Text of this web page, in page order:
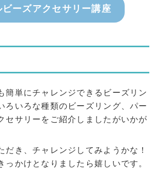
ビーズアクセサリー講座
簡単にチャレンジできるビーズリン
ろいろな種類のビーズリング、パー
セサリーをご紹介しましたがいかが
だき、チャレンジしてみようかな！
っかけとなりましたら嬉しいです。